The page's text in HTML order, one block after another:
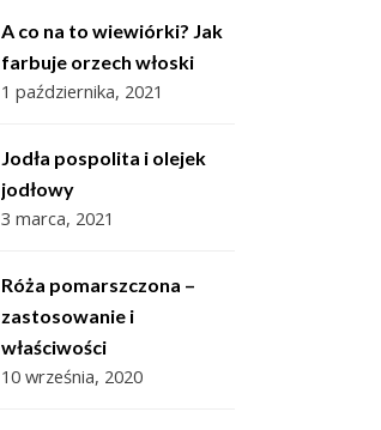
A co na to wiewiórki? Jak
farbuje orzech włoski
1 października, 2021
Jodła pospolita i olejek
jodłowy
3 marca, 2021
Róża pomarszczona –
zastosowanie i
właściwości
10 września, 2020